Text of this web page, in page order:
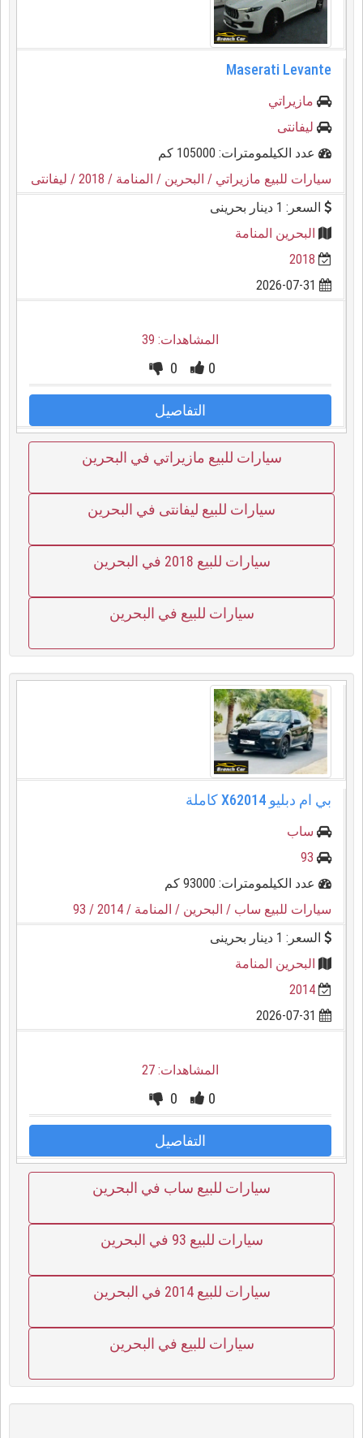
Maserati Levante
مازيراتي
ليفانتى
عدد الكيلمومترات: 105000 كم
سيارات للبيع مازيراتي / البحرين / المنامة / 2018
/ ليفانتى
السعر: 1 دينار بحرينى
البحرين المنامة
2018
المشاهدات: 39
0
0
التفاصيل
سيارات للبيع مازيراتي في البحرين
سيارات للبيع ليفانتى في البحرين
سيارات للبيع 2018 في البحرين
سيارات للبيع في البحرين
بي ام دبليو X62014 كاملة
ساب
93
عدد الكيلمومترات: 93000 كم
سيارات للبيع ساب / البحرين / المنامة / 2014
/ 93
السعر: 1 دينار بحرينى
البحرين المنامة
2014
المشاهدات: 27
0
0
التفاصيل
سيارات للبيع ساب في البحرين
سيارات للبيع 93 في البحرين
سيارات للبيع 2014 في البحرين
سيارات للبيع في البحرين